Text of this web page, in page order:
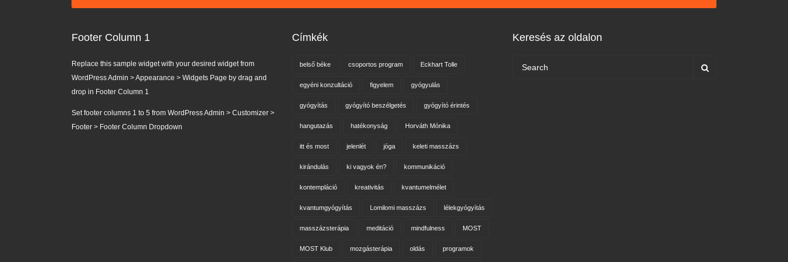
Footer Column 1
Replace this sample widget with your desired widget from
WordPress Admin > Appearance > Widgets Page by drag and
drop in Footer Column 1
Set footer columns 1 to 5 from WordPress Admin > Customizer >
Footer > Footer Column Dropdown
Címkék
belső béke csoportos program Eckhart Tolle
egyéni konzultáció figyelem gyógyulás
gyógyítás gyógyító beszélgetés gyógyító érintés
hangutazás hatékonyság Horváth Mónika
itt és most jelenlét jóga keleti masszázs
kirándulás ki vagyok én? kommunikáció
kontempláció kreativitás kvantumelmélet
kvantumgyógyítás Lomilomi masszázs lélekgyógyítás
masszázsterápia meditáció mindfulness MOST
MOST Klub mozgásterápia oldás programok
Keresés az oldalon